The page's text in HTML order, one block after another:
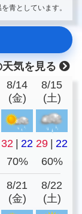
青としています。
気を見る
8/14
(金)
8/15
(土)
32 22 29
22
70% 60%
8/21
(金)
8/22
(土)